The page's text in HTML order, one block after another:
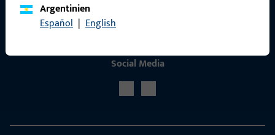
Argentinien
Español | English
Social Media